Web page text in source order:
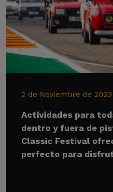
2 de Noviembre de 2023
Actividades para
dentro y fuera de
Classic Festival
perfecto para